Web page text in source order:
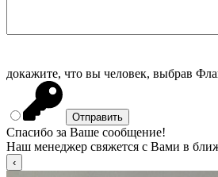
докажите, что вы человек, выбрав
Спасибо за Ваше сообщение!
Наш менеджер свяжется с Вами в